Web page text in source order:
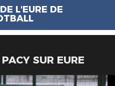
L'EURE DE
SUR EURE